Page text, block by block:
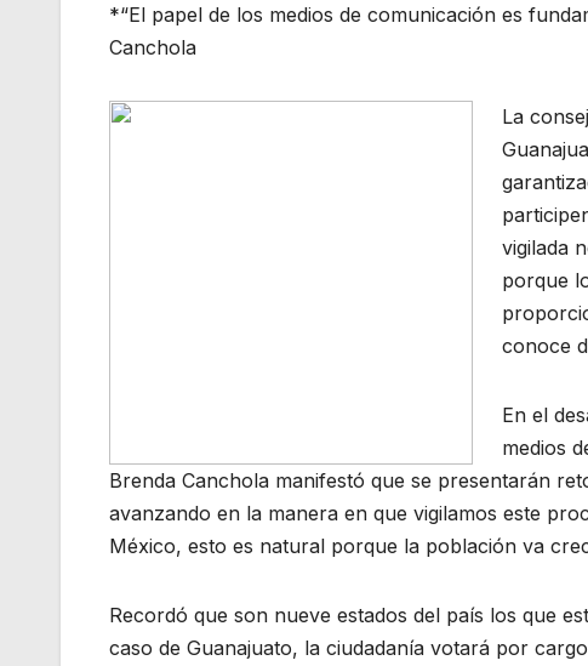
*“El papel de los medios de comunicación es
Canchola
La
vigilada
porque
conoce
En el
medios
Brenda Canchola manifestó que se presentarán
avanzando en la manera en que vigilamos este
México, esto es natural porque la población va
Recordó que son nueve estados del país los que
caso de Guanajuato, la ciudadanía votará por